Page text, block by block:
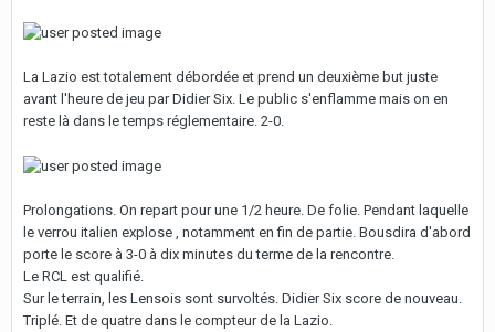
La Lazio est totalement débordée et prend un deuxième but juste
avant l'heure de jeu par Didier Six. Le public s'enflamme mais on en
reste là dans le temps réglementaire. 2-0.
Prolongations. On repart pour une 1/2 heure. De folie. Pendant laquelle
le verrou italien explose , notamment en fin de partie. Bousdira d'abord
porte le score à 3-0 à dix minutes du terme de la rencontre.
Le RCL est qualifié.
Sur le terrain, les Lensois sont survoltés. Didier Six score de nouveau.
Triplé. Et de quatre dans le compteur de la Lazio.